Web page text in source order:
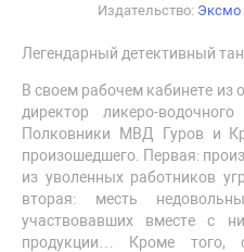
Издательство: Эксмо
Легендарный детективный
В своем рабочем кабинете из
директор ликеро-
Полковники МВД Гуров и
произошедшего. Первая:
из уволенных работников
вторая: месть
участвовавших вместе с
продукции… Кроме того,